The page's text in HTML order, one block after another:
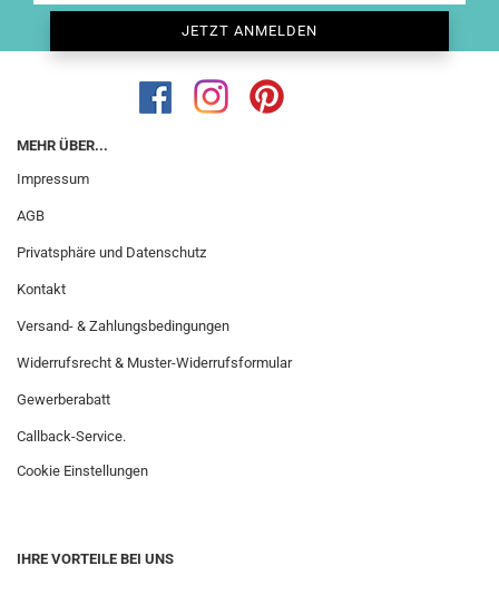
MEHR ÜBER...
Impressum
AGB
Privatsphäre und Datenschutz
Kontakt
Versand- & Zahlungsbedingungen
Widerrufsrecht & Muster-Widerrufsformular
Gewerberabatt
Callback-Service.
Cookie Einstellungen
IHRE VORTEILE BEI UNS